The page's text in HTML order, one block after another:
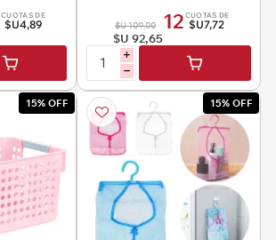
CUOTAS DE
$U4,89 $U 109,00
$U 92,65
12 CUOTAS DE
$U7,72
i
h
15% OFF 15% OFF